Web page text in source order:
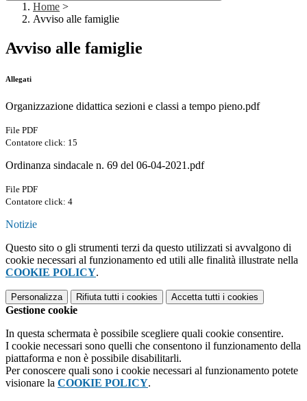
Home >
Avviso alle famiglie
Avviso alle famiglie
Allegati
Organizzazione didattica sezioni e classi a tempo pieno.pdf
File PDF
Contatore click: 15
Ordinanza sindacale n. 69 del 06-04-2021.pdf
File PDF
Contatore click: 4
Notizie
Questo sito o gli strumenti terzi da questo utilizzati si avvalgono di
cookie necessari al funzionamento ed utili alle finalità illustrate nella
COOKIE POLICY.
Personalizza Rifiuta tutti i cookies Accetta tutti i cookies
Gestione cookie
In questa schermata è possibile scegliere quali cookie consentire.
I cookie necessari sono quelli che consentono il funzionamento della
piattaforma e non è possibile disabilitarli.
Per conoscere quali sono i cookie necessari al funzionamento potete
visionare la COOKIE POLICY.